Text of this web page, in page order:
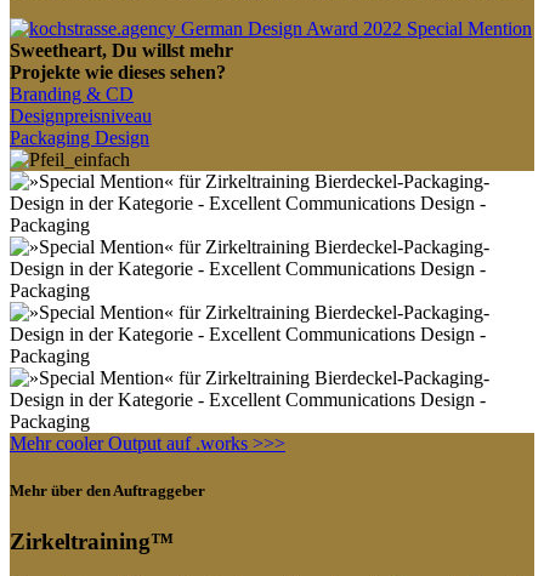
Sweetheart, Du willst mehr
Projekte wie dieses sehen?
Branding & CD
Designpreisniveau
Packaging Design
Mehr cooler Output auf .works >>>
Mehr über den Auftraggeber
Zirkeltraining™